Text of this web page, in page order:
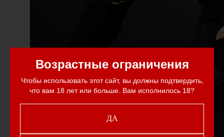
Возрастные ограничения
Чтобы использовать этот сайт, вы должны подтвердить,
что вам 18 лет или больше. Вам исполнилось 18?
ДА